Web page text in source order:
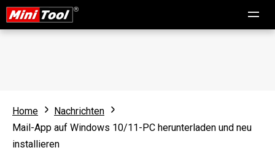
Home
Nachrichten
Mail-App auf Windows 10/11-PC herunterladen und neu
installieren